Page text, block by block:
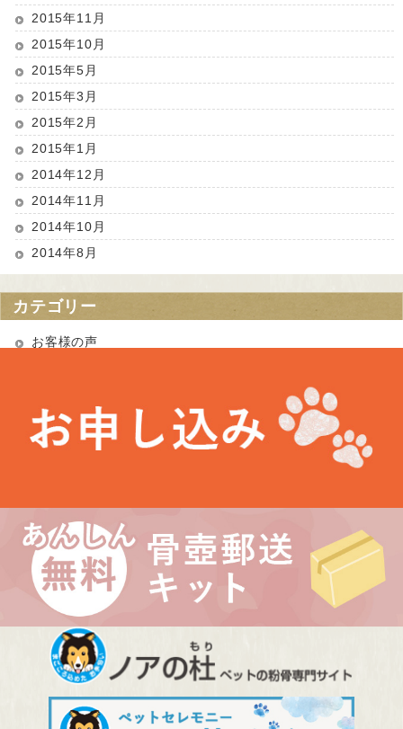
2015年11月
2015年10月
2015年5月
2015年3月
2015年2月
2015年1月
2014年12月
2014年11月
2014年10月
2014年8月
カテゴリー
お客様の声
最近の投稿
埼玉県 Kさま（あかりちゃん・きなりちゃん）
千葉県 Uさま（エルフちゃん・ソルシエールちゃん）
愛知県 Kさま（Litoちゃん）
東京都 Aさま（ミンスちゃん）